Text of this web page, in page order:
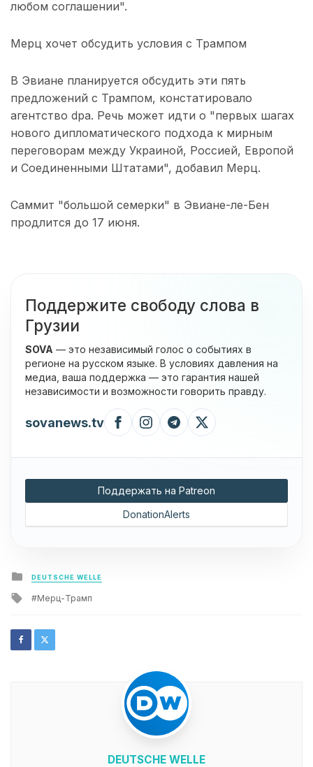
любом соглашении".
Мерц хочет обсудить условия с Трампом
В Эвиане планируется обсудить эти пять
предложений с Трампом, констатировало
агентство dpa. Речь может идти о "первых шагах
нового дипломатического подхода к мирным
переговорам между Украиной, Россией, Европой
и Соединенными Штатами", добавил Мерц.
Саммит "большой семерки" в Эвиане-ле-Бен
продлится до 17 июня.
Поддержите свободу слова в
Грузии
SOVA — это независимый голос о событиях в
регионе на русском языке. В условиях давления на
медиа, ваша поддержка — это гарантия нашей
независимости и возможности говорить правду.
sovanews.tv
Поддержать на Patreon
DonationAlerts
Posted
in
DEUTSCHE WELLE
Tagged
Мерц-Трамп
DEUTSCHE WELLE